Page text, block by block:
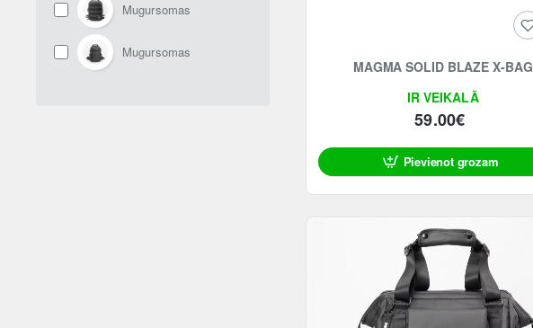
Mugursomas
Mugursomas
IR VEIKALĀ
MAGMA SOLID BLAZE X-BAG
59.00€
Pievienot grozam